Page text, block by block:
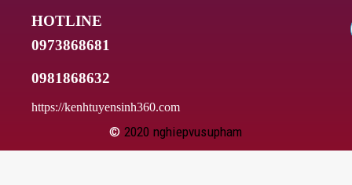
HOTLINE
0973868681
0981868632
https://kenhtuyensinh360.com
© 2020 nghiepvusupham